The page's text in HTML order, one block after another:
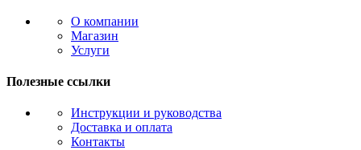
О компании
Магазин
Услуги
Полезные ссылки
Инструкции и руководства
Доставка и оплата
Контакты